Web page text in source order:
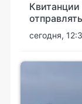
сегодня,